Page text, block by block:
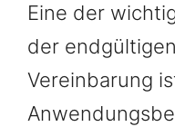
Eine der
der
Vereinbarung